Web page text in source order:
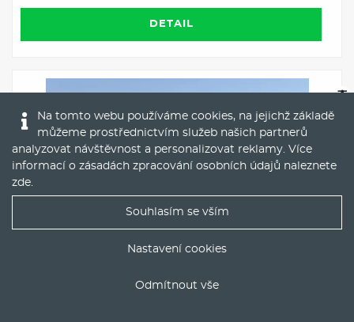
DETAIL
BYD SEAL Design 82 kWh / 230kW
Na tomto webu používáme cookies, na jejichž základě
můžeme prostřednictvím služeb našich partnerů
analyzovat návštěvnost a personalizovat reklamy. Více
informací o zásadách zpracování osobních údajů naleznete
zde.
Souhlasím se vším
Nastavení cookies
Odmítnout vše
Nejlepší nabídky operáku do Vašeho emailu